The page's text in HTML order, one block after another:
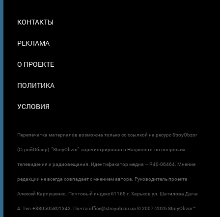
В
КОНТАКТЫ
РЕКЛАМА
О ПРОЕКТЕ
ПОЛИТИКА
УСЛОВИЯ
Перепечатка материалов возможна только со ссылкой на ресурс StroyObzor
(СтройОбзор). "StroyObzor" зарегистрирован в Нацсовете по вопросам
телевидения и радиовещания. Идентификатор медиа – R40-06464. Мнение
редакции не всегда совпадает с мнением автора. Руководитель проекта
Алексей Карпушенко. Почтовый индекс 61165 г. Харьков ул. Шатилова Дача
4. Тел.+380505801342. Почта office@stroyobzor.ua © 2007-2026 StroyObzor™.